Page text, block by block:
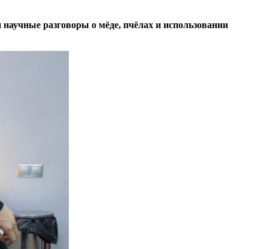
разговоры о мёде, пчёлах и использовании